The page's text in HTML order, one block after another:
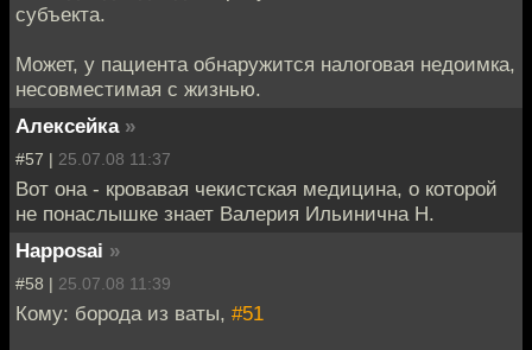
субъекта.
Может, у пациента обнаружится налоговая недоимка,
несовместимая с жизнью.
Алексейка »
#57 | 25.07.08 11:37
Вот она - кровавая чекистская медицина, о которой
не понаслышке знает Валерия Ильинична Н.
Happosai »
#58 | 25.07.08 11:39
Кому: борода из ваты, #51